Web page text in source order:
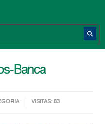
Banca
: VISITAS: 83